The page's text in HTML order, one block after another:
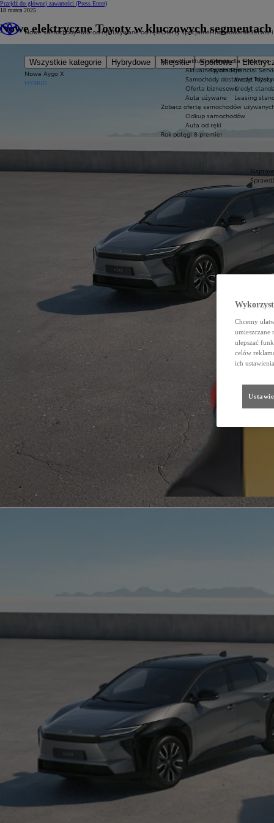
Przejdź do głównej zawartości (Press Enter)
Nowe samochody
Wszystkie kategorie Hybrydowe Miejskie Sportowe
Nowe Aygo X
HYBRID
Auta od rękiUżywane od rękiOferty specjalne
Sprawdź aktualne oferty
Aktualne promocje
Samochody dostawcze
Oferta biznesowa
Auta używane
Zobacz ofertę samochodów
Odkup samochodów
Auta od ręki
Rok potęgi 8 premier
Finansowanie
Oferta dla firm
Toyota Financial
Kredyt
Kredyt
Leasing
Serwis
Serwis
18 marca 2025
Nowe elektryczne Toyoty w kluczowych
Chcemy
ulepszać
celów
ich